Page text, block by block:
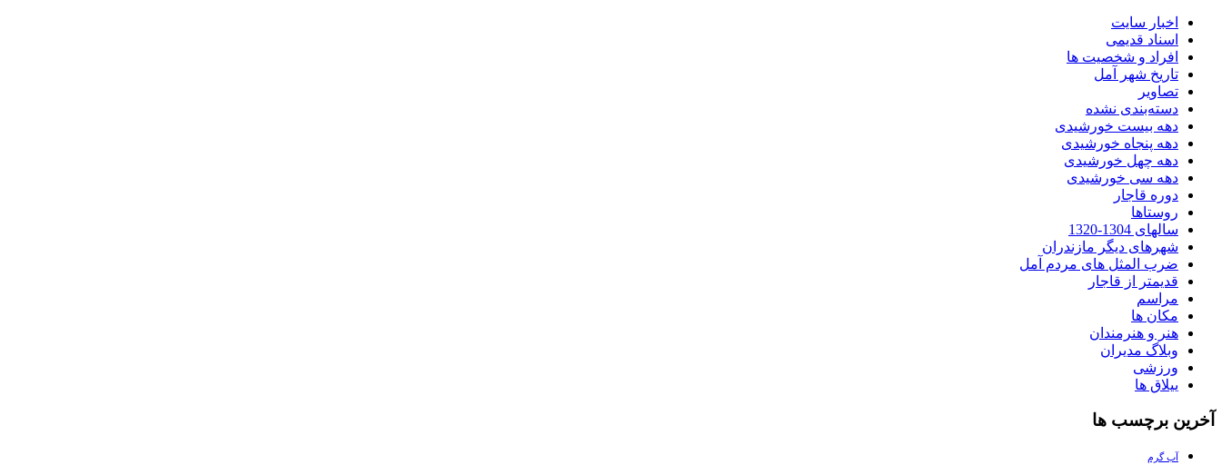
اخبار سایت
اسناد قدیمی
افراد و شخصیت ها
تاریخ شهر آمل
تصاویر
دسته‌بندی نشده
دهه بیست خورشیدی
دهه پنجاه خورشیدی
دهه چهل خورشیدی
دهه سی خورشیدی
دوره قاجار
روستاها
سالهای 1304-1320
شهرهای دیگر مازندران
ضرب المثل های مردم آمل
قدیمتر از قاجار
مراسم
مکان ها
هنر و هنرمندان
وبلاگ مدیران
ورزشی
ییلاق ها
آخرین برچسب ها
آب گرم